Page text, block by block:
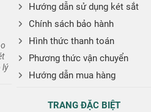
lý
Hướng dẫn sử dụng két sắt
Chính sách bảo hành
Hình thức thanh toán
Phương thức vận chuyển
Hướng dẫn mua hàng
TRANG ĐẶC BIỆT